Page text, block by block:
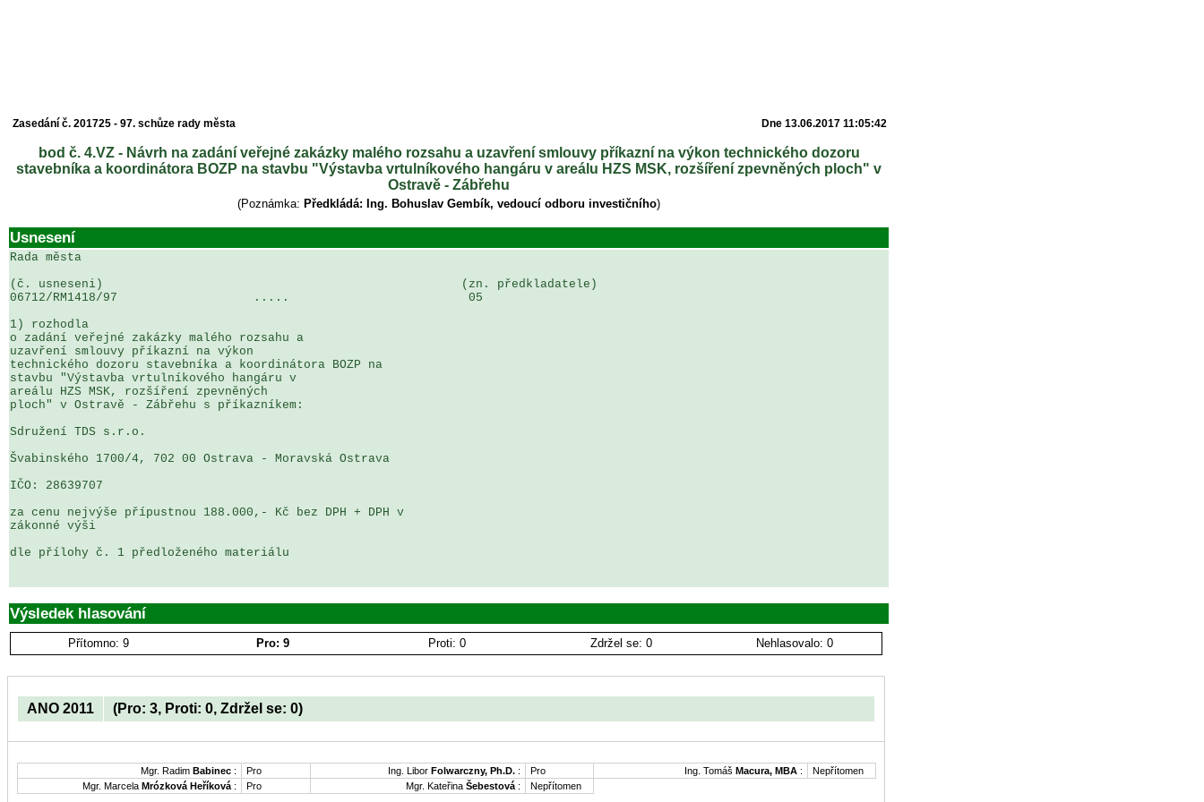
Zasedání č. 201725 - 97. schůze rady města Dne 13.06.2017 11:05:42
bod č. 4.VZ - Návrh na zadání veřejné zakázky malého rozsahu a uzavření smlouvy příkazní na výkon technického dozoru
stavebníka a koordinátora BOZP na stavbu "Výstavba vrtulníkového hangáru v areálu HZS MSK, rozšíření zpevněných ploch" v
Ostravě - Zábřehu
(Poznámka: Předkládá: Ing. Bohuslav Gembík, vedoucí odboru investičního)
Usnesení
Rada města
(č. usneseni)                                                  (zn. předkladatele)
06712/RM1418/97                   .....                         05
1) rozhodla
o zadání veřejné zakázky malého rozsahu a
uzavření smlouvy příkazní na výkon
technického dozoru stavebníka a koordinátora BOZP na
stavbu "Výstavba vrtulníkového hangáru v
areálu HZS MSK, rozšíření zpevněných
ploch" v Ostravě - Zábřehu s příkazníkem:
Sdružení TDS s.r.o.
Švabinského 1700/4, 702 00 Ostrava - Moravská Ostrava
IČO: 28639707
za cenu nejvýše přípustnou 188.000,- Kč bez DPH + DPH v
zákonné výši
dle přílohy č. 1 předloženého materiálu
Výsledek hlasování
Přítomno: 9 Pro: 9 Proti: 0 Zdržel se: 0 Nehlasovalo: 0
ANO 2011 (Pro: 3, Proti: 0, Zdržel se: 0)
Mgr. Radim Babinec : Pro Ing. Libor Folwarczny, Ph.D. : Pro Ing. Tomáš Macura, MBA :
Nepřítomen
Mgr. Marcela Mrózková Heříková : Pro Mgr. Kateřina Šebestová : Nepřítomen